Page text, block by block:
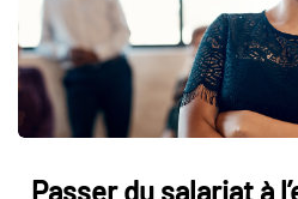
Passer du salariat à